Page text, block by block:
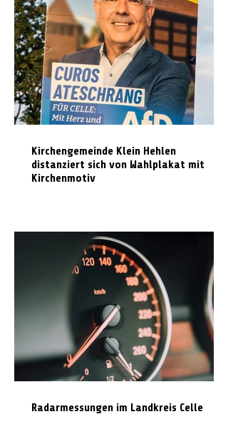
Kirchengemeinde Klein Hehlen
distanziert sich von Wahlplakat mit
Kirchenmotiv
Radarmessungen im Landkreis Celle